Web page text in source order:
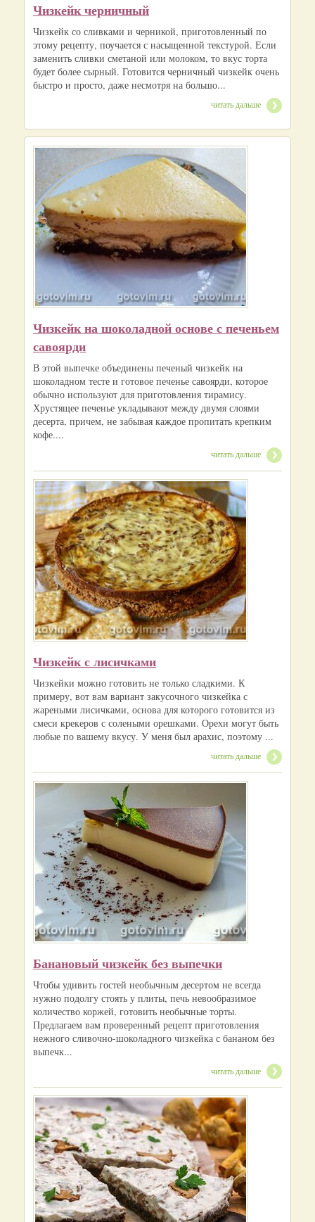
Чизкейк черничный
Чизкейк со сливками и черникой, приготовленный по
этому рецепту, поучается с насыщенной текстурой. Если
заменить сливки сметаной или молоком, то вкус торта
будет более сырный. Готовится черничный чизкейк очень
быстро и просто, даже несмотря на большо...
читать дальше
Чизкейк на шоколадной основе с печеньем
савоярди
В этой выпечке объединены печеный чизкейк на
шоколадном тесте и готовое печенье савоярди, которое
обычно используют для приготовления тирамису.
Хрустящее печенье укладывают между двумя слоями
десерта, причем, не забывая каждое пропитать крепким
кофе....
читать дальше
Чизкейк с лисичками
Чизкейки можно готовить не только сладкими. К
примеру, вот вам вариант закусочного чизкейка с
жареными лисичками, основа для которого готовится из
смеси крекеров с солеными орешками. Орехи могут быть
любые по вашему вкусу. У меня был арахис, поэтому ...
читать дальше
Банановый чизкейк без выпечки
Чтобы удивить гостей необычным десертом не всегда
нужно подолгу стоять у плиты, печь невообразимое
количество коржей, готовить необычные торты.
Предлагаем вам проверенный рецепт приготовления
нежного сливочно-шоколадного чизкейка с бананом без
выпечк...
читать дальше